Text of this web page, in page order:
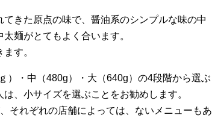
きた原点の味で、醤油系のシンプルな味の中
麺がとてもよく合います。
す。
）・中（480g）・大（640g）の4段階から選ぶ
、小サイズを選ぶことをお勧めします。
それぞれの店舗によっては、ないメニューもあ